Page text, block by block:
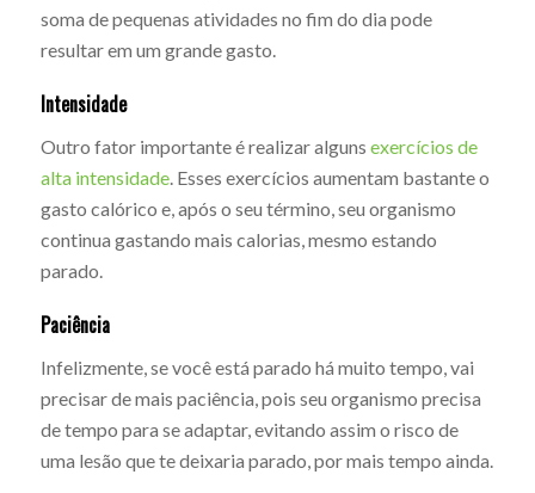
soma de pequenas atividades no fim do dia pode
resultar em um grande gasto.
Intensidade
Outro fator importante é realizar alguns exercícios de
alta intensidade. Esses exercícios aumentam bastante o
gasto calórico e, após o seu término, seu organismo
continua gastando mais calorias, mesmo estando
parado.
Paciência
Infelizmente, se você está parado há muito tempo, vai
precisar de mais paciência, pois seu organismo precisa
de tempo para se adaptar, evitando assim o risco de
uma lesão que te deixaria parado, por mais tempo ainda.